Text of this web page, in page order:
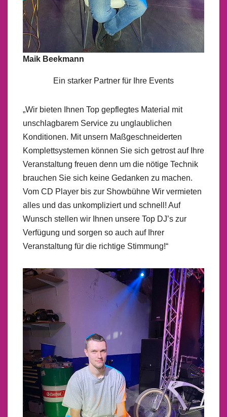
Maik Beekmann
Ein starker Partner für Ihre Events
„Wir bieten Ihnen Top gepflegtes Material mit
unschlagbarem Service zu unglaublichen
Konditionen. Mit unsern Maßgeschneiderten
Komplettsystemen können Sie sich getrost auf Ihre
Veranstaltung freuen denn um die nötige Technik
brauchen Sie sich keine Gedanken zu machen.
Vom CD Player bis zur Showbühne Wir vermieten
alles und das unkompliziert und schnell! Auf
Wunsch stellen wir Ihnen unsere Top DJ’s zur
Verfügung und sorgen so auch auf Ihrer
Veranstaltung für die richtige Stimmung!“